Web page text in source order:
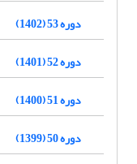
دوره 53 (1402)
دوره 52 (1401)
دوره 51 (1400)
دوره 50 (1399)